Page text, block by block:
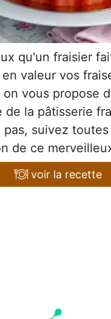
qu'un fraisier
valeur vos
vous propose
de la pâtisserie
pas, suivez
de ce
voir la recette